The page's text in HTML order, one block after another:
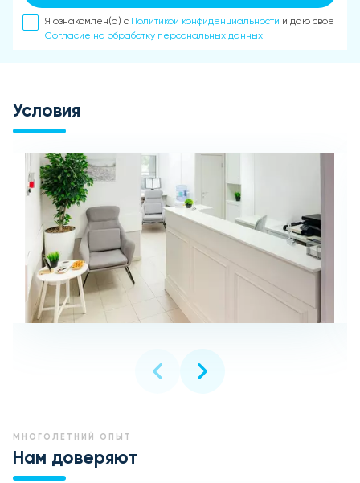
Я ознакомлен(а) с Политикой конфиденциальности и даю свое
Согласие на обработку персональных данных
Условия
МНОГОЛЕТНИЙ ОПЫТ
Нам доверяют